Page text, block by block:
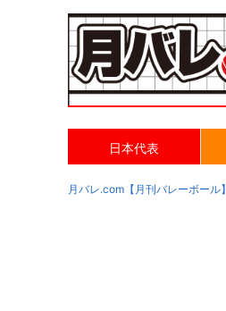
日本代表
月バレ.com【月刊バレーボール】